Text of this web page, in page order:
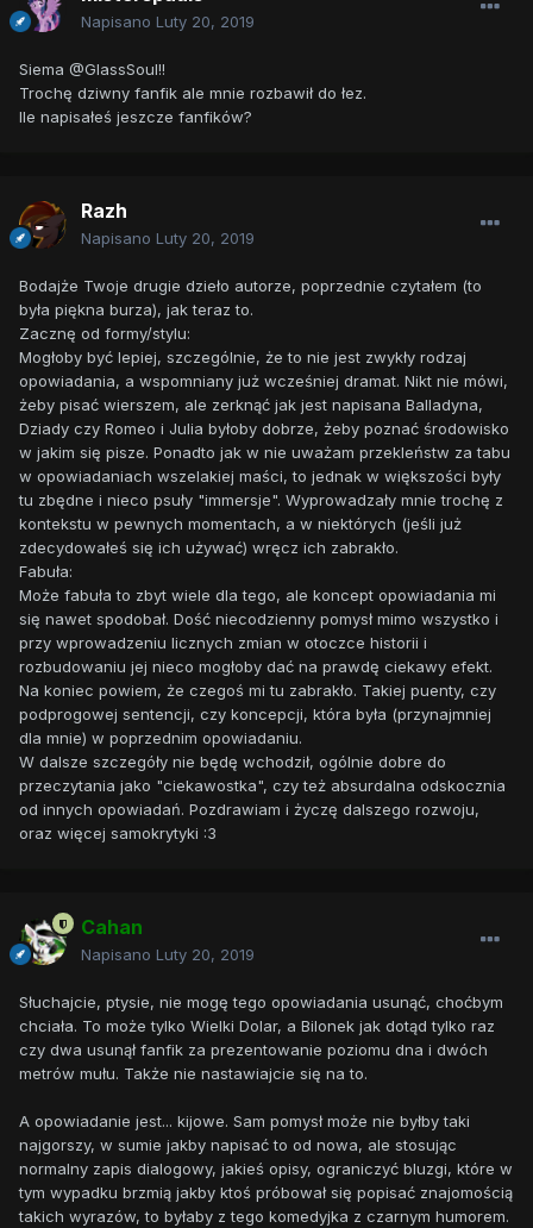
Napisano Luty 20, 2019
Siema @GlassSoul!!
Trochę dziwny fanfik ale mnie rozbawił do łez.
Ile napisałeś jeszcze fanfików?
Razh
Napisano Luty 20, 2019
Bodajże Twoje drugie dzieło autorze, poprzednie czytałem (to
była piękna burza), jak teraz to.
Zacznę od formy/stylu:
Mogłoby być lepiej, szczególnie, że to nie jest zwykły rodzaj
opowiadania, a wspomniany już wcześniej dramat. Nikt nie mówi,
żeby pisać wierszem, ale zerknąć jak jest napisana Balladyna,
Dziady czy Romeo i Julia byłoby dobrze, żeby poznać środowisko
w jakim się pisze. Ponadto jak w nie uważam przekleństw za tabu
w opowiadaniach wszelakiej maści, to jednak w większości były
tu zbędne i nieco psuły "immersje". Wyprowadzały mnie trochę z
kontekstu w pewnych momentach, a w niektórych (jeśli już
zdecydowałeś się ich używać) wręcz ich zabrakło.
Fabuła:
Może fabuła to zbyt wiele dla tego, ale koncept opowiadania mi
się nawet spodobał. Dość niecodzienny pomysł mimo wszystko i
przy wprowadzeniu licznych zmian w otoczce historii i
rozbudowaniu jej nieco mogłoby dać na prawdę ciekawy efekt.
Na koniec powiem, że czegoś mi tu zabrakło. Takiej puenty, czy
podprogowej sentencji, czy koncepcji, która była (przynajmniej
dla mnie) w poprzednim opowiadaniu.
W dalsze szczegóły nie będę wchodził, ogólnie dobre do
przeczytania jako "ciekawostka", czy też absurdalna odskocznia
od innych opowiadań. Pozdrawiam i życzę dalszego rozwoju,
oraz więcej samokrytyki :3
Cahan
Napisano Luty 20, 2019
Słuchajcie, ptysie, nie mogę tego opowiadania usunąć, choćbym
chciała. To może tylko Wielki Dolar, a Bilonek jak dotąd tylko raz
czy dwa usunął fanfik za prezentowanie poziomu dna i dwóch
metrów mułu. Także nie nastawiajcie się na to.
A opowiadanie jest... kijowe. Sam pomysł może nie byłby taki
najgorszy, w sumie jakby napisać to od nowa, ale stosując
normalny zapis dialogowy, jakieś opisy, ograniczyć bluzgi, które w
tym wypadku brzmią jakby ktoś próbował się popisać znajomością
takich wyrazów, to byłaby z tego komedyjka z czarnym humorem.